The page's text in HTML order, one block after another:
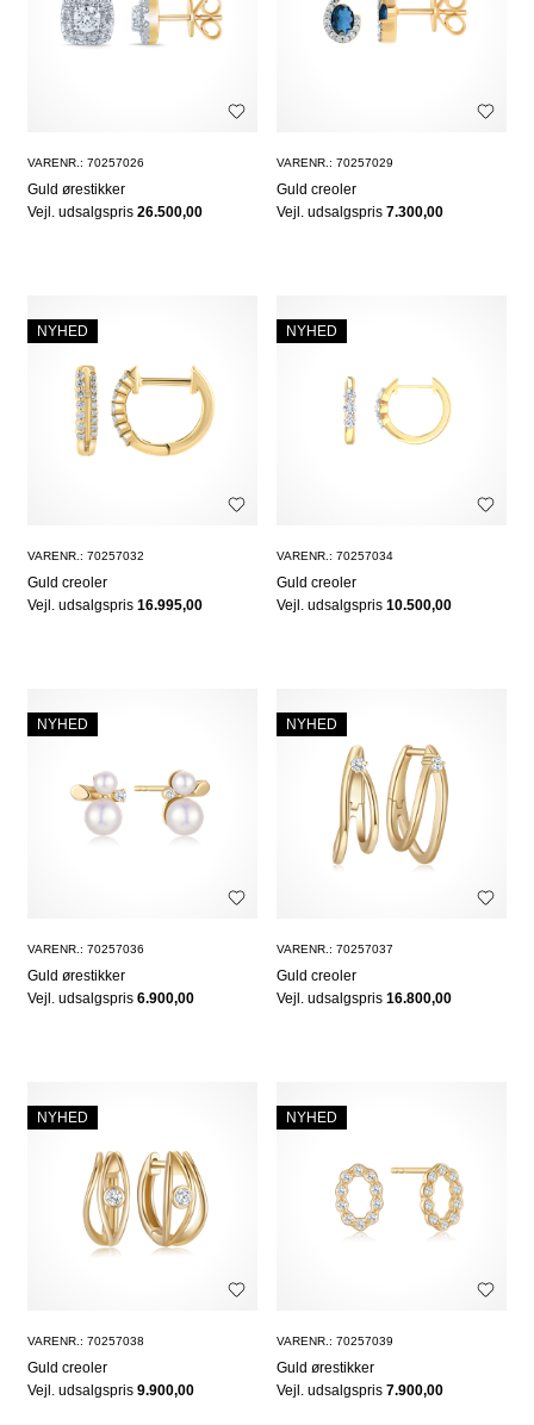
VARENR.: 70257026
Guld ørestikker
Vejl. udsalgspris 26.500,00
VARENR.: 70257029
Guld creoler
Vejl. udsalgspris7.300,00
NYHED
VARENR.: 70257032
Guld creoler
Vejl. udsalgspris 16.995,00
NYHED
VARENR.: 70257034
Guld creoler
Vejl. udsalgspris10.500,00
NYHED
VARENR.: 70257036
Guld ørestikker
Vejl. udsalgspris 6.900,00
NYHED
VARENR.: 70257037
Guld creoler
Vejl. udsalgspris16.800,00
NYHED
VARENR.: 70257038
Guld creoler
Vejl. udsalgspris 9.900,00
NYHED
VARENR.: 70257039
Guld ørestikker
Vejl. udsalgspris7.900,00